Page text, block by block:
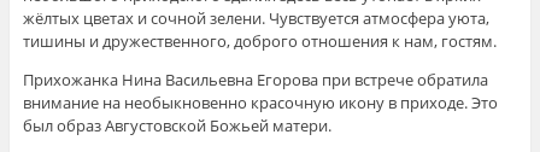
жёлтых цветах и сочной зелени. Чувствуется атмосфера уюта,
тишины и дружественного, доброго отношения к нам, гостям.
Прихожанка Нина Васильевна Егорова при встрече обратила
внимание на необыкновенно красочную икону в приходе. Это
был образ Августовской Божьей матери.